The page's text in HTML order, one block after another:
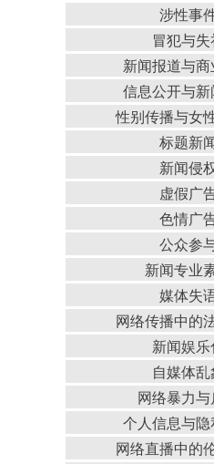
涉性事
冒犯与失
新闻报道与商
信息公开与新
性别传播与女
标题新
新闻侵
虚假广
色情广
公众参
新闻专业
媒体失
网络传播中的
新闻娱乐
自媒体乱
网络暴力与
个人信息与隐
网络直播中的